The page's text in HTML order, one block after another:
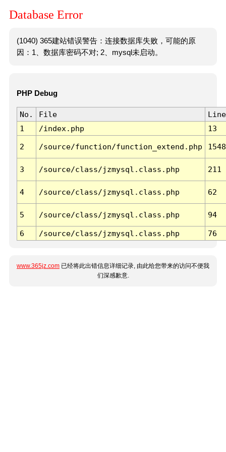
Database Error
(1040) 365建站错误警告：连接数据库失败，可能的原
因：1、数据库密码不对; 2、mysql未启动。
PHP Debug
No. File
Line
1
/index.php 13
2 /source/function/function_extend.php 1548
3 /source/class/jzmysql.class.php 211
4 /source/class/jzmysql.class.php 62
5 /source/class/jzmysql.class.php 94
6 /source/class/jzmysql.class.php 76
www.365jz.com 已经将此出错信息详细记录, 由此给您带来的访问不便我
们深感歉意.